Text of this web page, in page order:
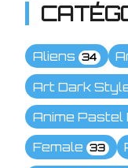
Aliens 34
Art Dark
Anime Pastel
Female 33